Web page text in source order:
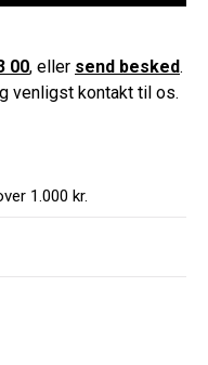
00, eller send besked.
venligst kontakt til os.
1.000 kr.